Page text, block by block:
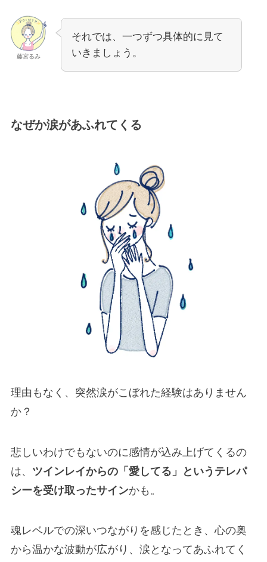
藤宮るみ
それでは、一つずつ具体的に見て
いきましょう。
なぜか涙があふれてくる
理由もなく、突然涙がこぼれた経験はありません
か？
悲しいわけでもないのに感情が込み上げてくるの
は、 ツインレイからの「愛してる」というテレパ
シーを受け取ったサインかも。
魂レベルでの深いつながりを感じたとき、心の奥
から温かな波動が広がり、涙となってあふれてく